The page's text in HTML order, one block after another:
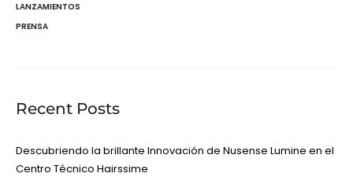
LANZAMIENTOS
PRENSA
Recent Posts
Descubriendo la brillante Innovación de Nusense Lumine en el
Centro Técnico Hairssime